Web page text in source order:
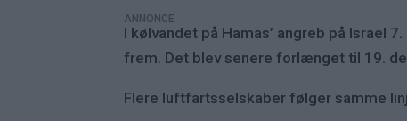
ANNONCE
I kølvandet på Hamas’ angreb på Israel
frem. Det blev senere forlænget til 19.
Flere luftfartsselskaber følger samme